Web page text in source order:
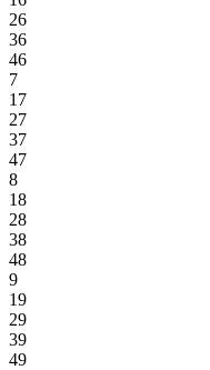
26
36
46
7
17
27
37
47
8
18
28
38
48
9
19
29
39
49